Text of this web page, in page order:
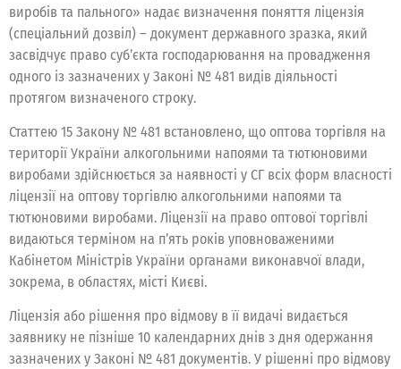
виробів та пального» надає визначення поняття ліцензія
(спеціальний дозвіл) – документ державного зразка, який
засвідчує право суб’єкта господарювання на провадження
одного із зазначених у Законі № 481 видів діяльності
протягом визначеного строку.
Статтею 15 Закону № 481 встановлено, що оптова торгівля на
території України алкогольними напоями та тютюновими
виробами здійснюється за наявності у СГ всіх форм власності
ліцензії на оптову торгівлю алкогольними напоями та
тютюновими виробами. Ліцензії на право оптової торгівлі
видаються терміном на п’ять років уповноваженими
Кабінетом Міністрів України органами виконавчої влади,
зокрема, в областях, місті Києві.
Ліцензія або рішення про відмову в її видачі видається
заявнику не пізніше 10 календарних днів з дня одержання
зазначених у Законі № 481 документів. У рішенні про відмову